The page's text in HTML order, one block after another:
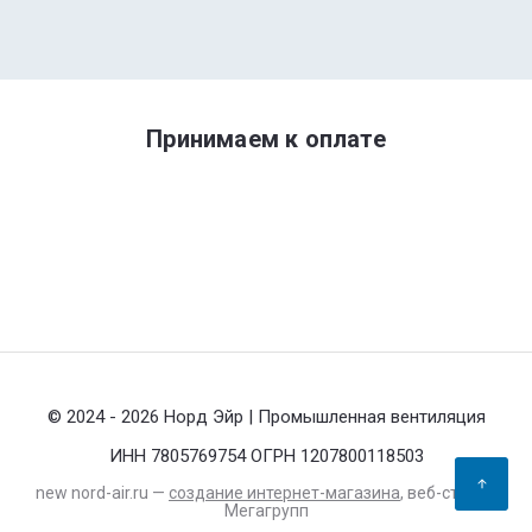
Принимаем к оплате
© 2024 - 2026 Норд Эйр | Промышленная вентиляция
ИНН 7805769754 ОГРН 1207800118503
new nord-air.ru — создание интернет-магазина, веб-студия
Мегагрупп